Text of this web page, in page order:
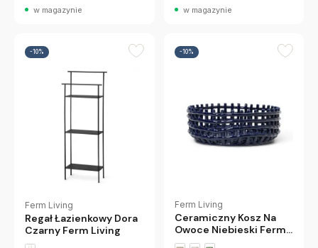
w magazynie w magazynie
-10%
Ferm Living
Regał Łazienkowy Dora
Czarny Ferm Living
-10%
Ferm Living
Ceramiczny Kosz Na
Owoce Niebieski Ferm
Living